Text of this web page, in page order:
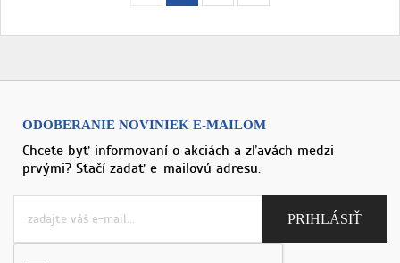
ODOBERANIE NOVINIEK E-MAILOM
Chcete byť informovaní o akciách a zľavách medzi
prvými? Stačí zadať e-mailovú adresu.